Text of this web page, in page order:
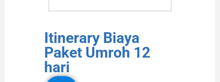
Itinerary Biaya
Paket Umroh 12
hari